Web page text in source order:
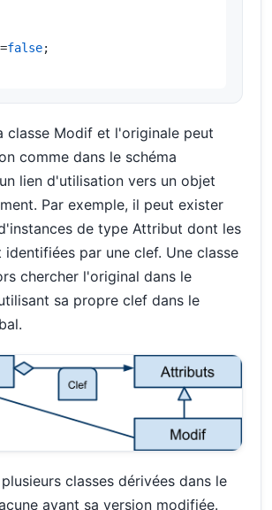
false;
classe Modif et l'originale peut
comme dans le schéma
lien d'utilisation vers un objet
Par exemple, il peut exister
de type Attribut dont les
identifiées par une clef. Une classe
chercher l'original dans le
sa propre clef dans le
classes dérivées dans le
ayant sa version modifiée.